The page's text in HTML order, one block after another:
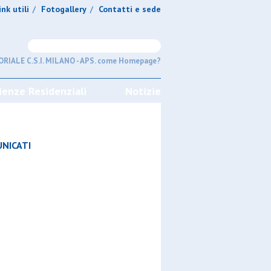
utili / Fotogallery / Contatti e sede
C.S.I. MILANO - APS. come Homepage?
Residenziali Notizie